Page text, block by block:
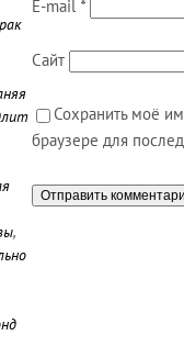
рак
,
E-mail *
Сайт
Сохранить моё
браузере для